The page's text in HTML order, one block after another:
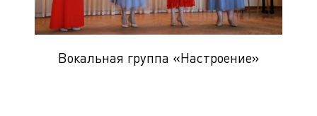
Вокальная группа «Настроение»